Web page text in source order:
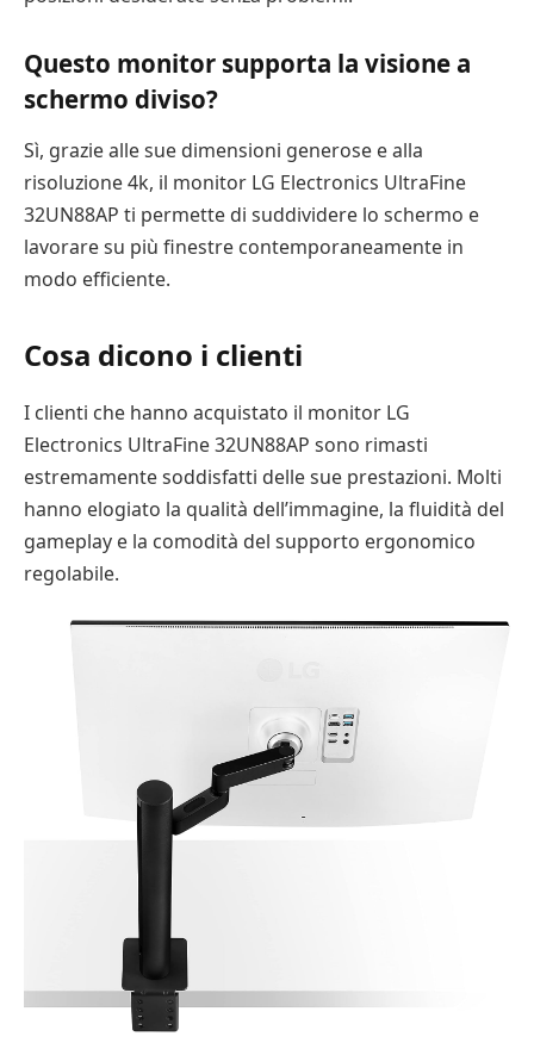
Questo monitor supporta la visione a
schermo diviso?
Sì, grazie alle sue dimensioni generose e alla
risoluzione 4k, il monitor LG Electronics UltraFine
32UN88AP ti permette di suddividere lo schermo e
lavorare su più finestre contemporaneamente in
modo efficiente.
Cosa dicono i clienti
I clienti che hanno acquistato il monitor LG
Electronics UltraFine 32UN88AP sono rimasti
estremamente soddisfatti delle sue prestazioni. Molti
hanno elogiato la qualità dell’immagine, la fluidità del
gameplay e la comodità del supporto ergonomico
regolabile.